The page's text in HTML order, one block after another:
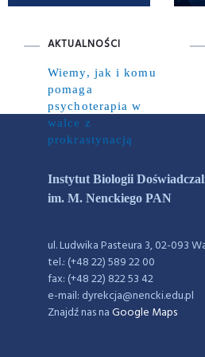
AKTUALNOŚCI
Wiemy, jak i komu
pomaga
psychoterapia w
walce z
prokrastynacją